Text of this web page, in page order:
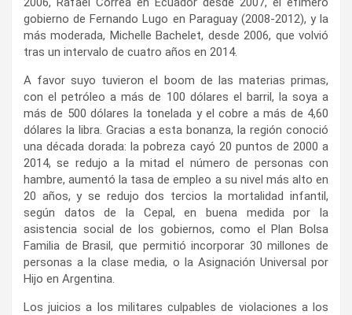
gobierno de Fernando Lugo en Paraguay (2008-2012), y la
más moderada, Michelle Bachelet, desde 2006, que volvió
tras un intervalo de cuatro años en 2014.
A favor suyo tuvieron el boom de las materias primas,
con el petróleo a más de 100 dólares el barril, la soya a
más de 500 dólares la tonelada y el cobre a más de 4,60
dólares la libra. Gracias a esta bonanza, la región conoció
una década dorada: la pobreza cayó 20 puntos de 2000 a
2014, se redujo a la mitad el número de personas con
hambre, aumentó la tasa de empleo a su nivel más alto en
20 años, y se redujo dos tercios la mortalidad infantil,
según datos de la Cepal, en buena medida por la
asistencia social de los gobiernos, como el Plan Bolsa
Familia de Brasil, que permitió incorporar 30 millones de
personas a la clase media, o la Asignación Universal por
Hijo en Argentina.
Los juicios a los militares culpables de violaciones a los